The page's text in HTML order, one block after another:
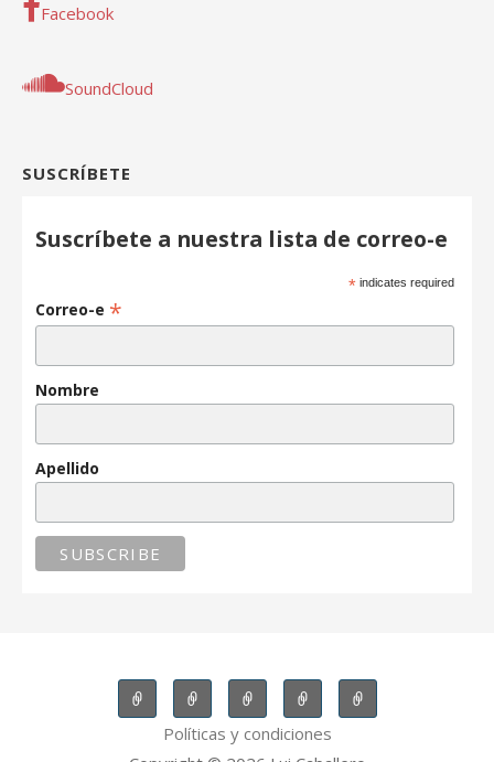
Facebook
SoundCloud
SUSCRÍBETE
Suscríbete a nuestra lista de correo-e
* indicates required
Correo-e *
Nombre
Apellido
Políticas y condiciones